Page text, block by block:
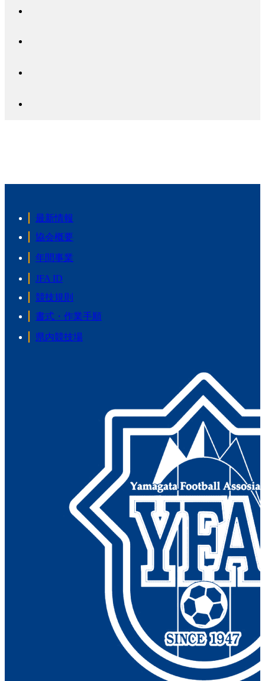
最新情報
協会概要
年間事業
JFA ID
競技規則
書式・作業手順
県内競技場